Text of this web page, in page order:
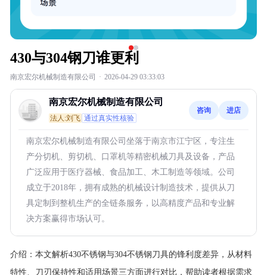
430与304钢刀谁更利
南京宏尔机械制造有限公司 · 2026-04-29 03:33:03
南京宏尔机械制造有限公司
法人:刘飞 通过真实性核验
咨询 进店
南京宏尔机械制造有限公司坐落于南京市江宁区，专注生
产分切机、剪切机、口罩机等精密机械刀具及设备，产品
广泛应用于医疗器械、食品加工、木工制造等领域。公司
成立于2018年，拥有成熟的机械设计制造技术，提供从刀
具定制到整机生产的全链条服务，以高精度产品和专业解
决方案赢得市场认可。
介绍： 本文解析430不锈钢与304不锈钢刀具的锋利度差异，从材料
特性、刀刃保持性和适用场景三方面进行对比，帮助读者根据需求